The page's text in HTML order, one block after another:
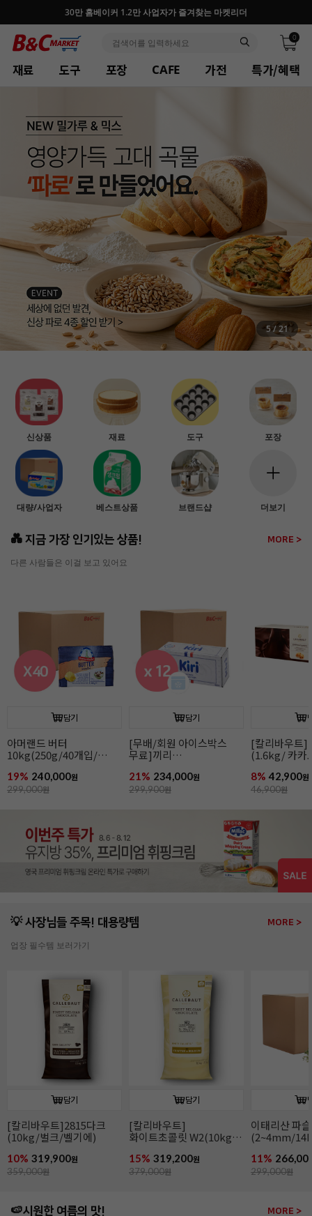
30만 홈베이커 1.2만 사업자가 즐겨찾는 마켓리더
0
재료 도구 포장 CAFE 가전 특가/혜택
5/21
신상품 재료 도구 포장
대량/사업자 베스트상품 브랜드샵 더보기
💑 지금 가장 인기있는 상품! MORE >
다른 사람들은 이걸 보고 있어요
담기
아머랜드 버터
10kg(250g/40개입/
무가염/독일1위버터)
19% 240,000원
299,000원
담기
[무배/회원 아이스박스
무료]끼리
크림치즈1kgx12개
21% 234,000원
299,900원
[칼리바우트]
(1.6kg/ 카카
44.8%/ 바통
8% 42,900원
46,900원
💡 사장님들 주목! 대용량템 MORE >
업장 필수템 보러가기
담기
[칼리바우트]2815다크
(10kg/벌크/벨기에)
10% 319,900원
359,000원
담기
[칼리바우트]
화이트초콜릿 W2(10kg/
15% 319,200원
379,000원
이태리산 파
(2~4mm/
파슬리후레
11%
299,000원
🍉시원한 여름의 맛! MORE >